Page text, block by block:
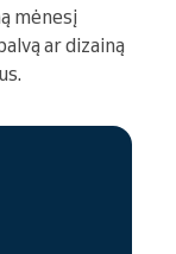
mėnesį
ar dizainą